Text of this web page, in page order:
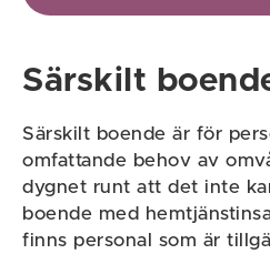
Särskilt
Särskilt boende är för
omfattande behov av
dygnet runt att det inte
boende med
finns personal som är